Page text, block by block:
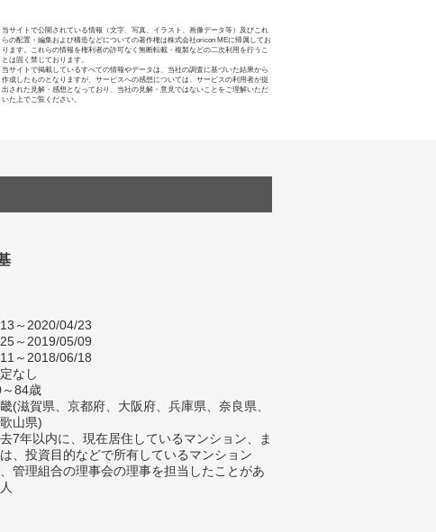
当サイトで公開されている情報（文字、写真、イラスト、画像データ等）及びこれ
らの配置・編集および構造などについての著作権は株式会社oricon MEに帰属してお
ります。これらの情報を権利者の許可なく無断転載・複製などの二次利用を行うこ
とは固く禁じております。
当サイトで掲載しているすべての情報やデータは、当社の調査に基づいた結果から
作成したものとなりますが、サービスへの感想については、サービスの利用者が提
出された見解・感想となっており、当社の見解・意見ではないことをご理解いただ
いた上でご覧ください。
～2020/04/23
～2019/05/09
～2018/06/18
なし
84歳
(滋賀県、京都府、大阪府、兵庫県、奈良県、
山県)
7年以内に、現在居住しているマンション、ま
、投資目的などで所有しているマンション
管理組合の理事会の理事を担当したことがあ